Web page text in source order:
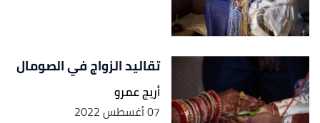
تقاليد الزواج في الصومال
أريج عمرو
07 أغسطس 2022